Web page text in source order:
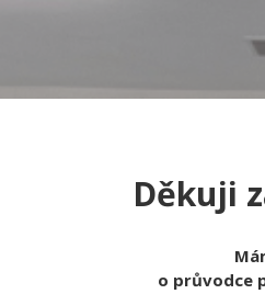
Děkuji
o průvodce